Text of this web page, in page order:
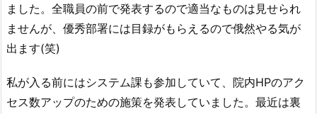
ました。全職員の前で発表するので適当なものは見せられ
ませんが、優秀部署には目録がもらえるので俄然やる気が
出ます(笑)
私が入る前にはシステム課も参加していて、院内HPのアク
セス数アップのための施策を発表していました。最近は裏